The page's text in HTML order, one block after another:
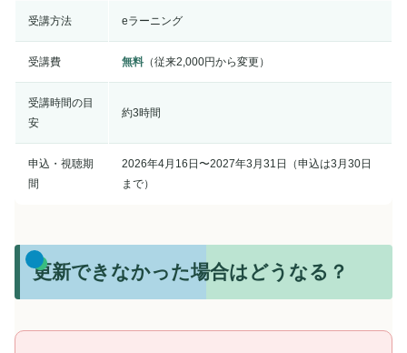
受講方法 eラーニング
受講費 無料 （従来2,000円から変更）
受講時間の目
安
約3時間
申込・視聴期
間
2026年4月16日〜2027年3月31日（申込は3月30日
まで）
更新できなかった場合はどうなる？